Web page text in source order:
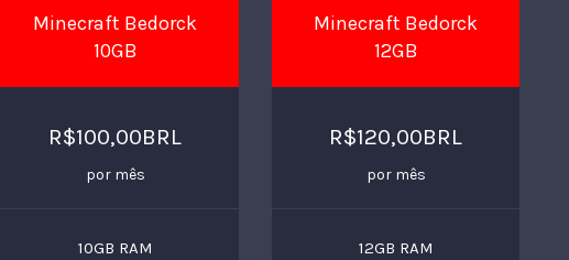
Minecraft Bedorck
10GB
R$100,00BRL
por mês
10GB RAM
Minecraft Bedorck
12GB
R$120,00BRL
por mês
12GB RAM